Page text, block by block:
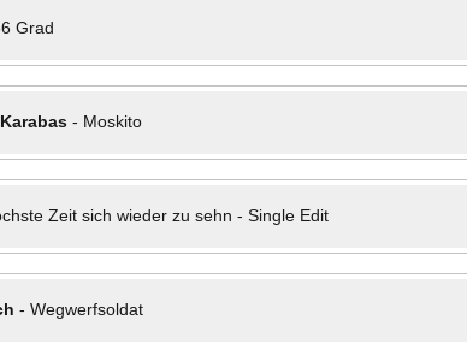
Grad
- Moskito
Zeit sich wieder zu sehn - Single Edit
- Wegwerfsoldat